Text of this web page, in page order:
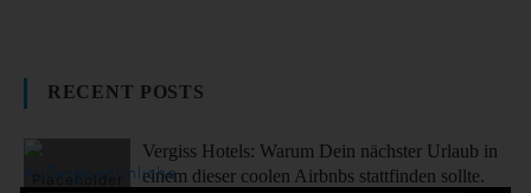
RECENT POSTS
Vergiss Hotels: Warum Dein nächster Urlaub in
einem dieser coolen Airbnbs stattfinden sollte.